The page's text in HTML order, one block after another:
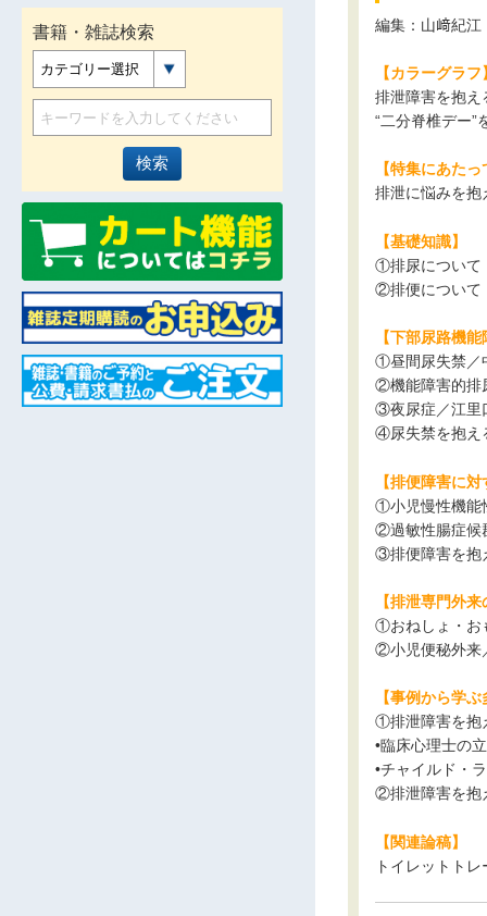
編集：山﨑紀江
【カラーグラフ
排泄障害を抱え
“二分脊椎デー
【特集にあたっ
排泄に悩みを抱
【基礎知識】
①排尿について
②排便について
【下部尿路機
①昼間尿失禁／
②機能障害的排
③夜尿症／江里
④尿失禁を抱え
【排便障害に
①小児慢性機能
②過敏性腸症候
③排便障害を抱
【排泄専門外
①おねしょ・お
②小児便秘外来
【事例から学
①排泄障害を抱
•臨床心理士の
•チャイルド・
②排泄障害を抱
【関連論稿】
トイレットト
書籍・雑誌検索
カテゴリー選択